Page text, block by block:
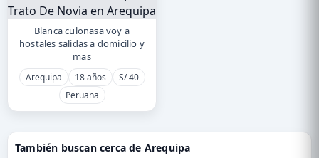
Blanca culonasa voy a
hostales salidas a domicilio y
mas
Arequipa 18 años
S/ 40
Peruana
También buscan cerca de Arequipa